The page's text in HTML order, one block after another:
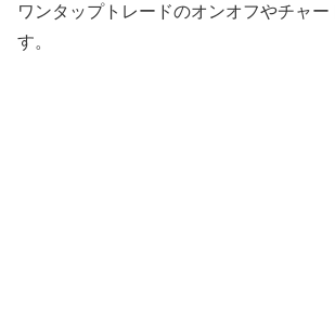
ワンタップトレードのオンオフやチャ
す。